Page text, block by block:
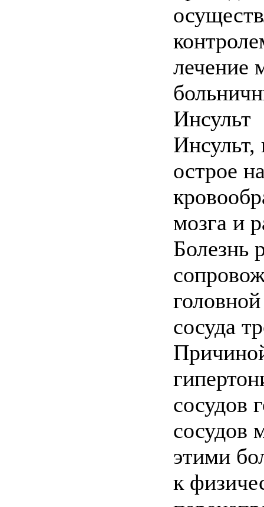
лечение
Инсульт
острое
мозга и
Болезнь
сосуда
сосудов
сосудов
этими
к